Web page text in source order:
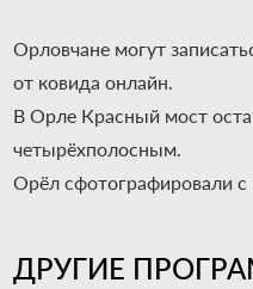
Орловчане могут
от ковида онлайн.
В Орле Красный мост
четырёхполосным.
Орёл сфотографировали
ДРУГИЕ